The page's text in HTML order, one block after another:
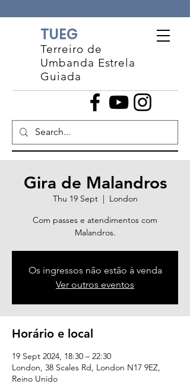
TUEG
Terreiro de
Umbanda Estrela
Guiada
Gira de Malandros
Thu 19 Sept
  |
London
Com passes e atendimentos com
Malandros.
Os ingressos não estão à venda
Ver outros eventos
Horário e local
19 Sept 2024, 18:30 – 22:30
London, 38 Scales Rd, London N17 9EZ,
Reino Unido